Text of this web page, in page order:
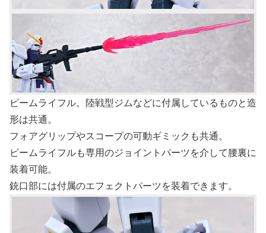
ビームライフル。陸戦型ジムなどに付属しているものと造
形は共通。
フォアグリップやスコープの可動ギミックも共通。
ビームライフルも専用のジョイントパーツを介して腰裏に
装着可能。
銃口部には付属のエフェクトパーツを装着できます。